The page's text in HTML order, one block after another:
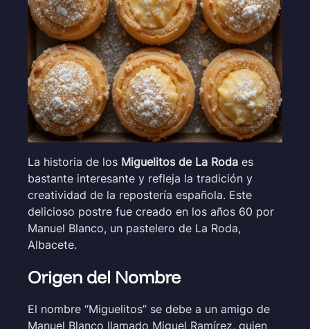
La historia de los Miguelitos de La Roda es
bastante interesante y refleja la tradición y
creatividad de la repostería española. Este
delicioso postre fue creado en los años 60 por
Manuel Blanco, un pastelero de La Roda,
Albacete.
Origen del Nombre
El nombre “Miguelitos” se debe a un amigo de
Manuel Blanco llamado Miguel Ramírez, quien